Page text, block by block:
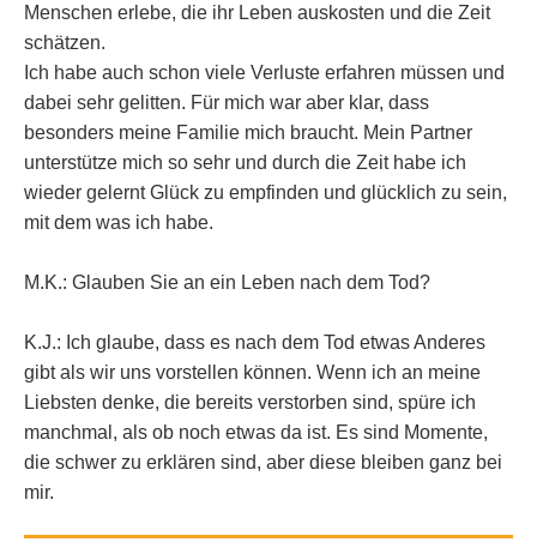
Menschen erlebe, die ihr Leben auskosten und die Zeit
schätzen.
Ich habe auch schon viele Verluste erfahren müssen und
dabei sehr gelitten. Für mich war aber klar, dass
besonders meine Familie mich braucht. Mein Partner
unterstütze mich so sehr und durch die Zeit habe ich
wieder gelernt Glück zu empfinden und glücklich zu sein,
mit dem was ich habe.
M.K.: Glauben Sie an ein Leben nach dem Tod?
K.J.: Ich glaube, dass es nach dem Tod etwas Anderes
gibt als wir uns vorstellen können. Wenn ich an meine
Liebsten denke, die bereits verstorben sind, spüre ich
manchmal, als ob noch etwas da ist. Es sind Momente,
die schwer zu erklären sind, aber diese bleiben ganz bei
mir.